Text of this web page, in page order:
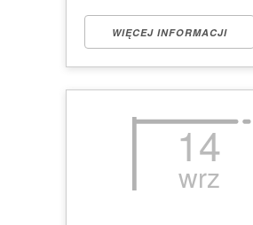
WIĘCEJ INFORMACJI
14
wrz